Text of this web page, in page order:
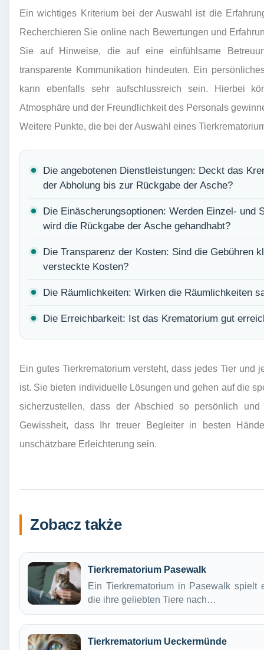
Ein wichtiges Kriterium bei der Auswahl ist die
Recherchieren Sie online nach Bewertungen und
Sie auf Hinweise, die auf eine einfühlsame
transparente Kommunikation hindeuten. Ein
kann ebenfalls sehr aufschlussreich sein. Hierbei
Atmosphäre und der Freundlichkeit des Personals
Weitere Punkte, die bei der Auswahl eines
Die angebotenen Dienstleistungen: Deckt das
der Abholung bis zur Rückgabe der Asche?
Die Einäscherungsoptionen: Werden Einzel- und
wird die Rückgabe der Asche gehandhabt?
Die Transparenz der Kosten: Sind die Gebühren
versteckte Kosten?
Die Räumlichkeiten: Wirken die Räumlichkeiten
Die Erreichbarkeit: Ist das Krematorium gut
Ein gutes Tierkrematorium versteht, dass jedes Tier und
ist. Sie bieten individuelle Lösungen und gehen auf die
sicherzustellen, dass der Abschied so persönlich
Gewissheit, dass Ihr treuer Begleiter in besten
unschätzbare Erleichterung sein.
Zobacz także
Tierkrematorium Pasewalk
Ein Tierkrematorium in Pasewalk spielt
die ihre geliebten Tiere nach…
Tierkrematorium Ueckermünde